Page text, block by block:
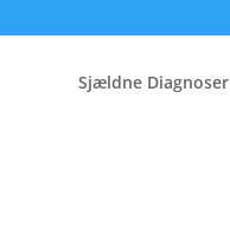
Sjældne Diagnoser